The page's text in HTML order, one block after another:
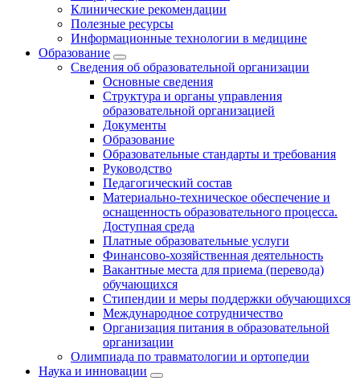
Клинические рекомендации
Полезные ресурсы
Информационные технологии в медицине
Образование
Сведения об образовательной организации
Основные сведения
Структура и органы управления
образовательной организацией
Документы
Образование
Образовательные стандарты и требования
Руководство
Педагогический состав
Материально-техническое обеспечение и
оснащенность образовательного процесса.
Доступная среда
Платные образовательные услуги
Финансово-хозяйственная деятельность
Вакантные места для приема (перевода)
обучающихся
Стипендии и меры поддержки обучающихся
Международное сотрудничество
Организация питания в образовательной
организации
Олимпиада по травматологии и ортопедии
Наука и инновации